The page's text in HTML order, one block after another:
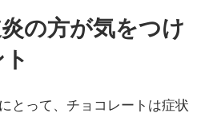
の方が気をつけ
とって、チョコレートは症状